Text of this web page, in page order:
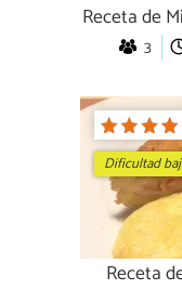
Receta de
3
Dificultad
Receta